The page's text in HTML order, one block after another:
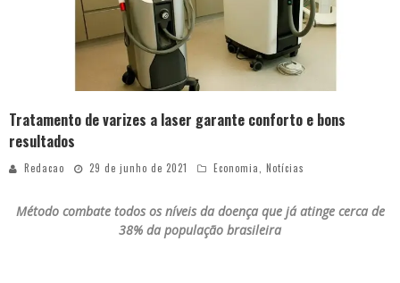
Tratamento de varizes a laser garante conforto e bons
resultados
Redacao 29 de junho de 2021 Economia, Notícias
Método combate todos os níveis da doença que já atinge cerca de
38% da população brasileira